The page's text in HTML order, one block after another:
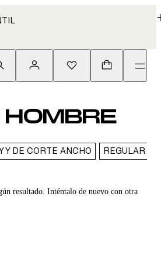
Y DE CORTE ANCHO REGULAR
resultado. Inténtalo de nuevo con otra